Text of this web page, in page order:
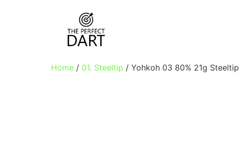
Home / 01. Steeltip / Yohkoh 03 80% 21g Steeltip